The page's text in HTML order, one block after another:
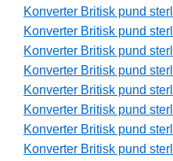
Konverter Britisk pund
Konverter Britisk pund
Konverter Britisk pund
Konverter Britisk pund
Konverter Britisk pund
Konverter Britisk pund
Konverter Britisk pund
Konverter Britisk pund